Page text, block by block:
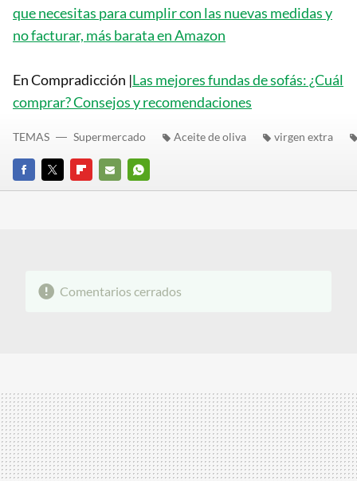
que necesitas para cumplir con las nuevas medidas y
no facturar, más barata en Amazon
En Compradicción |Las mejores fundas de sofás: ¿Cuál
comprar? Consejos y recomendaciones
FACEBOOK
TWITTERFLIPBOARD
E-
WHATSAPP
TEMAS Supermercado Aceite de oliva virgen extra
Comentarios cerrados